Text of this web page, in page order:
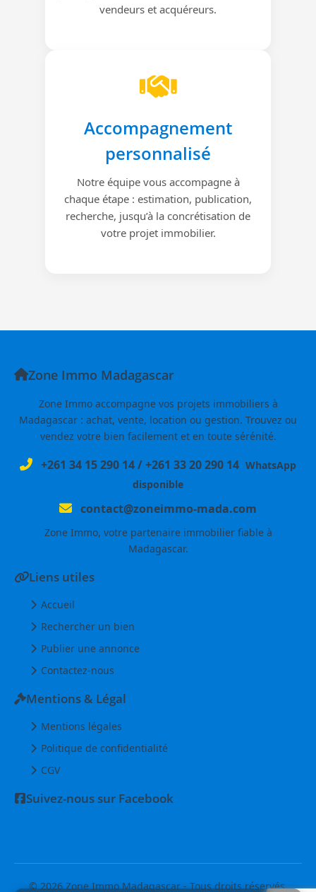
vendeurs et acquéreurs.
Accompagnement
personnalisé
Notre équipe vous accompagne à
chaque étape : estimation, publication,
recherche, jusqu’à la concrétisation de
votre projet immobilier.
Zone Immo Madagascar
Zone Immo accompagne vos projets immobiliers à
Madagascar : achat, vente, location ou gestion. Trouvez ou
vendez votre bien facilement et en toute sérénité.
+261 34 15 290 14/+261 33 20 290 14 WhatsApp
disponible
contact@zoneimmo-mada.com
Zone Immo, votre partenaire immobilier fiable à
Madagascar.
Liens utiles
Accueil
Rechercher un bien
Publier une annonce
Contactez-nous
Mentions & Légal
Mentions légales
Politique de confidentialité
CGV
Suivez-nous sur Facebook
© 2026 Zone Immo Madagascar - Tous droits réservés.